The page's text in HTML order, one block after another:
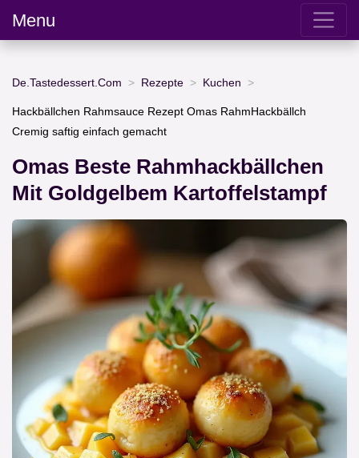
Menu
De.Tastedessert.Com Rezepte Kuchen
Hackbällchen Rahmsauce Rezept Omas RahmHackbällch
Cremig saftig einfach gemacht
Omas Beste Rahmhackbällchen
Mit Goldgelbem Kartoffelstampf